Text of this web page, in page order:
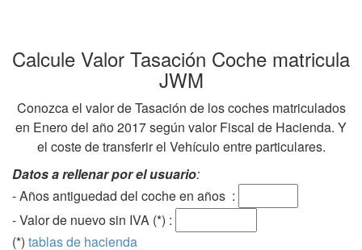
Calcule Valor Tasación Coche matricula
JWM
Conozca el valor de Tasación de los coches matriculados
en Enero del año 2017 según valor Fiscal de Hacienda. Y
el coste de transferir el Vehículo entre particulares.
Datos a rellenar por el usuario:
- Años antiguedad del coche en años :
- Valor de nuevo sin IVA (*) :
(*) tablas de hacienda